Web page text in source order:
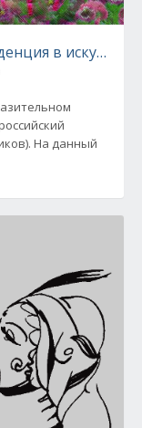
На данный